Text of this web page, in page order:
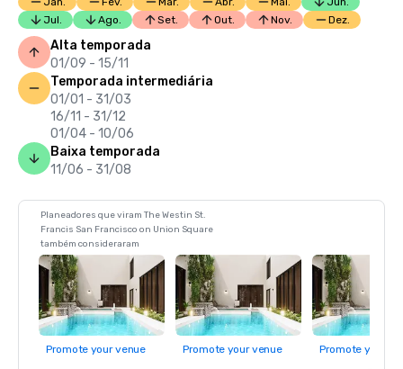
Jul.
Ago. Set. Out. Nov. Dez.
Alta temporada
01/09 - 15/11
Temporada intermediária
01/01 - 31/03
16/11 - 31/12
01/04 - 10/06
Baixa temporada
11/06 - 31/08
Planeadores que viram The Westin St.
Francis San Francisco on Union Square
também consideraram
Promote your venue Promote your venue Promote your